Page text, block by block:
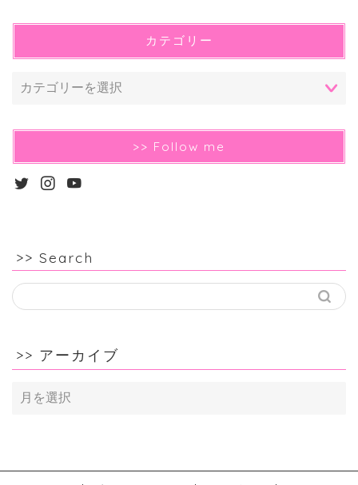
カテゴリー
>> Follow me
>> Search
>> アーカイブ
ア
ブ